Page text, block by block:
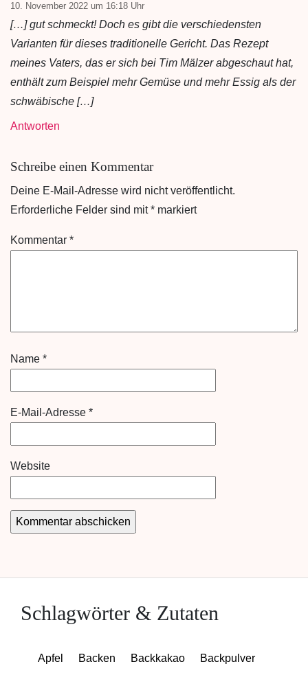
10. November 2022 um 16:18 Uhr
[…] gut schmeckt! Doch es gibt die verschiedensten
Varianten für dieses traditionelle Gericht. Das Rezept
meines Vaters, das er sich bei Tim Mälzer abgeschaut hat,
enthält zum Beispiel mehr Gemüse und mehr Essig als der
schwäbische […]
Antworten
Schreibe einen Kommentar
Deine E-Mail-Adresse wird nicht veröffentlicht.
Erforderliche Felder sind mit* markiert
Kommentar *
Name *
E-Mail-Adresse *
Website
Schlagwörter & Zutaten
Apfel Backen Backkakao
Backpulver